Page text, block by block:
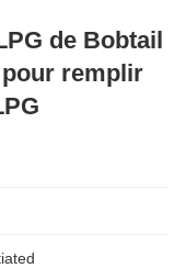
de Bobtail
pour remplir